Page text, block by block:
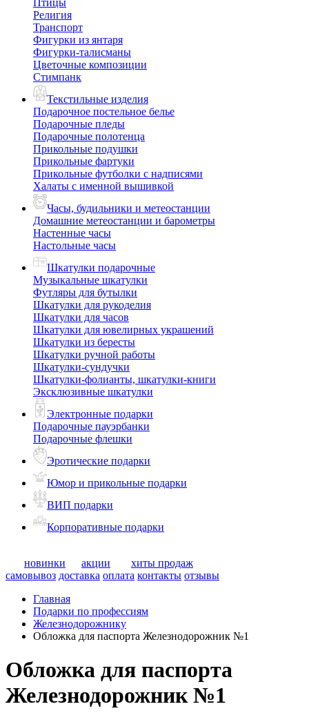
Птицы
Религия
Транспорт
Фигурки из янтаря
Фигурки-талисманы
Цветочные композиции
Стимпанк
Текстильные изделия
Подарочное постельное белье
Подарочные пледы
Подарочные полотенца
Прикольные подушки
Прикольные фартуки
Прикольные футболки с надписями
Халаты с именной вышивкой
Часы, будильники и метеостанции
Домашние метеостанции и барометры
Настенные часы
Настольные часы
Шкатулки подарочные
Музыкальные шкатулки
Футляры для бутылки
Шкатулки для рукоделия
Шкатулки для часов
Шкатулки для ювелирных украшений
Шкатулки из бересты
Шкатулки ручной работы
Шкатулки-сундучки
Шкатулки-фолианты, шкатулки-книги
Эксклюзивные шкатулки
Электронные подарки
Подарочные пауэрбанки
Подарочные флешки
Эротические подарки
Юмор и прикольные подарки
ВИП подарки
Корпоративные подарки
новинки акции
хиты продаж
самовывоз доставка оплата контакты отзывы
Главная
Подарки по профессиям
Железнодорожнику
Обложка для паспорта Железнодорожник №1
Обложка для паспорта
Железнодорожник №1